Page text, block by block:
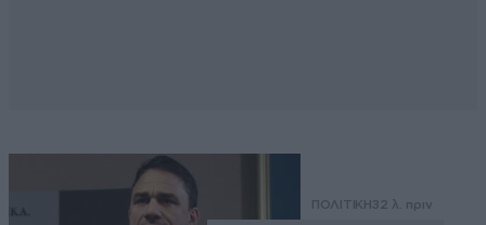
ΠΟΛΙΤΙΚΗ32 λ. πριν